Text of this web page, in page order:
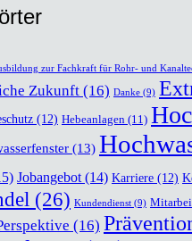
zur Fachkraft für Rohr- und
Zukunft (16) Danke (9)
(12) Hebeanlagen (11)
(13)
Jobangebot (14) Karriere (12)
(26) Kundendienst (9)
(16)